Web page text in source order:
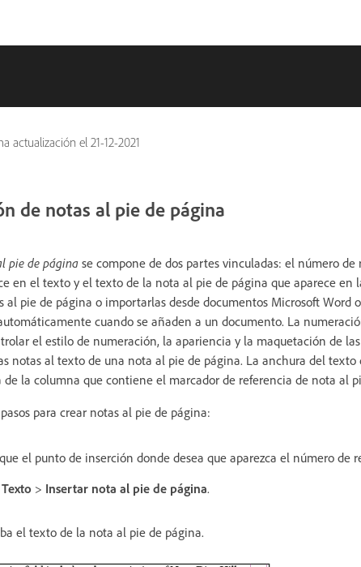
actualización el 21-12-2021
de notas al pie de página
pie de páginase compone de dos partes vinculadas: el número
en el texto y el texto de la nota al pie de página que aparece en
al pie de página o importarlas desde documentos Microsoft Word
cuando se añaden a un documento. La
el estilo de numeración, la apariencia y la maquetación de
notas al texto de una nota al pie de página. La anchura del
de la columna que contiene el marcador de referencia de nota al
para crear notas al pie de página:
el punto de inserción donde desea que aparezca el número de
Texto > Insertar nota al pie de página.
el texto de la nota al pie de página.